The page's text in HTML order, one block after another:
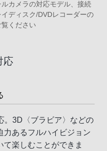
カメラの対応モデル、接続
ディスク/DVDレコーダーの
ください
応
。3D〈ブラビア〉などの
力あるフルハイビジョン
楽しむことができま